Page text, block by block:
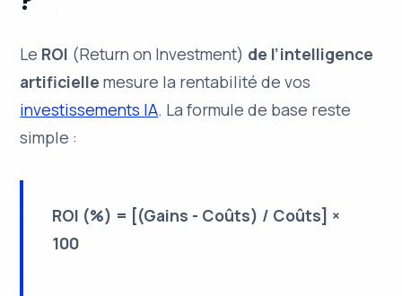
Le ROI (Return on Investment) de l’intelligence
artificielle mesure la rentabilité de vos
investissements IA. La formule de base reste
simple :
ROI (%) = [(Gains - Coûts) / Coûts] ×
100